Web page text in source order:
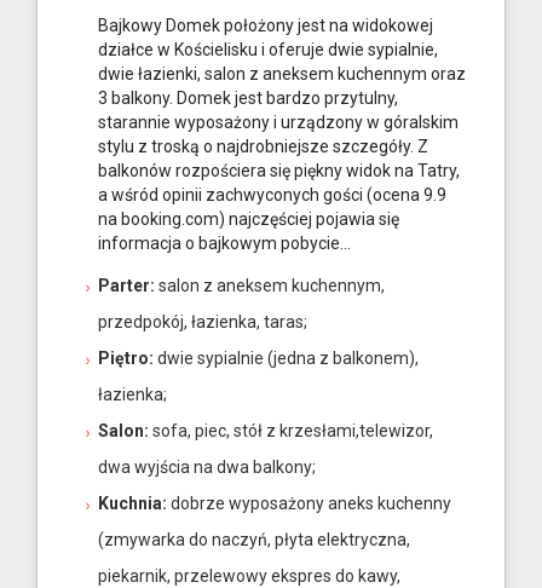
Bajkowy Domek położony jest na widokowej
działce w Kościelisku i oferuje dwie sypialnie,
dwie łazienki, salon z aneksem kuchennym oraz
3 balkony. Domek jest bardzo przytulny,
starannie wyposażony i urządzony w góralskim
stylu z troską o najdrobniejsze szczegóły. Z
balkonów rozpościera się piękny widok na Tatry,
a wśród opinii zachwyconych gości (ocena 9.9
na booking.com) najczęściej pojawia się
informacja o bajkowym pobycie
Parter: salon z aneksem kuchennym,
przedpokój, łazienka, taras;
Piętro: dwie sypialnie (jedna z balkonem),
łazienka;
Salon: sofa, piec, stół z krzesłami,telewizor,
dwa wyjścia na dwa balkony;
Kuchnia: dobrze wyposażony aneks kuchenny
(zmywarka do naczyń, płyta elektryczna,
piekarnik, przelewowy ekspres do kawy,